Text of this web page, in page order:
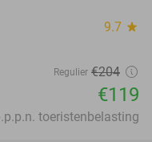
9.7 star
Regulier €204
€119
toeristenbelasting